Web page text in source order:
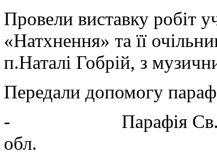
Провели виставку робіт
«Натхнення» та її
п.Наталі Гобрій, з
Передали допомогу
- Парафія
обл.